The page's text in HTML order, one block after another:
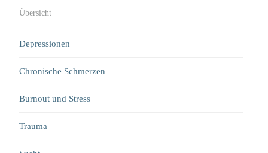
Übersicht
Depressionen
Chronische Schmerzen
Burnout und Stress
Trauma